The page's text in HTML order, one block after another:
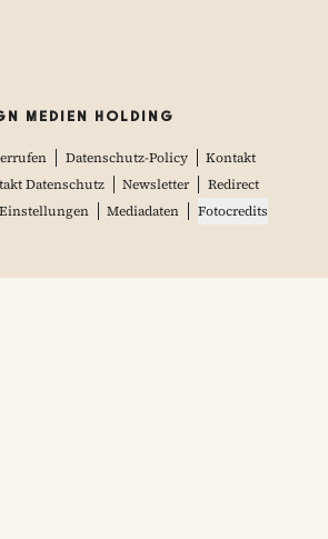
MEDIEN HOLDING
Datenschutz-Policy
Kontakt
Datenschutz Newsletter
Redirect
Mediadaten Fotocredits